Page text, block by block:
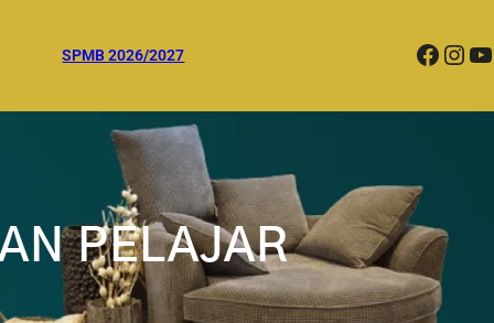
SPMB 2026/2027 Facebook Instagram YouTube
PELAJAR